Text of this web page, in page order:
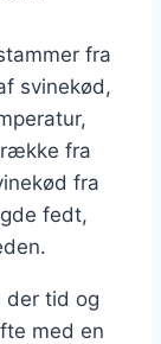
fra
svinekød,
fra
fra
fedt,
der tid og
med en